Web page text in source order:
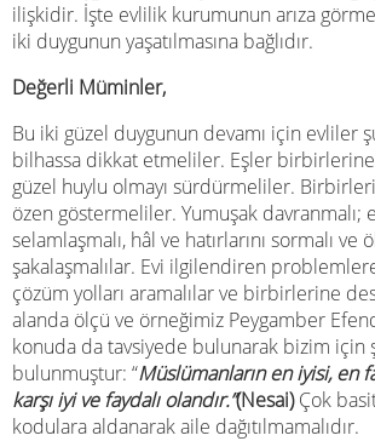
ilişkidir. İşte evlilik kurumunun arıza
iki duygunun yaşatılmasına bağlıdır.
Değerli Müminler,
Bu iki güzel duygunun devamı için evliler
bilhassa dikkat etmeliler. Eşler birbirlerine
güzel huylu olmayı sürdürmeliler.
özen göstermeliler. Yumuşak davranmalı;
selamlaşmalı, hâl ve hatırlarını sormalı
şakalaşmalılar. Evi ilgilendiren
çözüm yolları aramalılar ve birbirlerine
alanda ölçü ve örneğimiz Peygamber
konuda da tavsiyede bulunarak bizim için
bulunmuştur: “Müslümanların en iyisi, en
karşı iyi ve faydalı olandır.”(Nesai)Çok
kodulara aldanarak aile dağıtılmamalıdır.